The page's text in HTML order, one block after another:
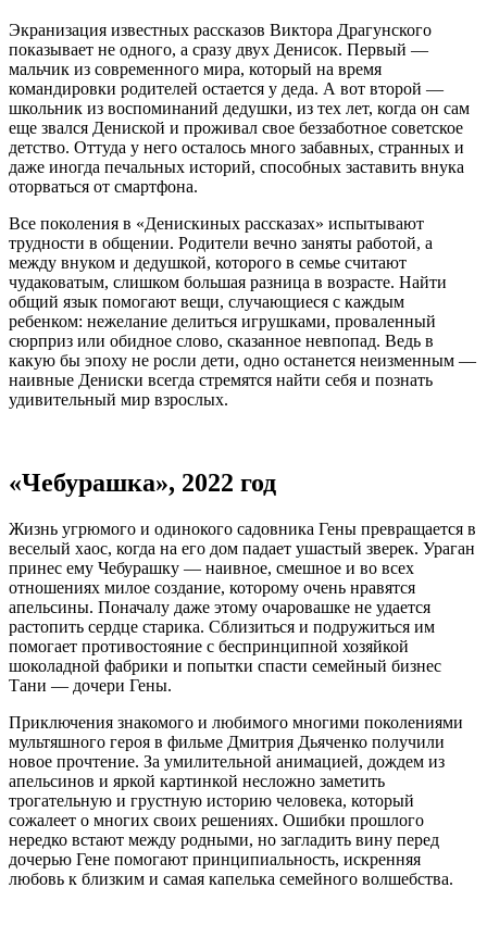
Экранизация известных рассказов Виктора Драгунского
показывает не одного, а сразу двух Денисок. Первый —
мальчик из современного мира, который на время
командировки родителей остается у деда. А вот второй —
школьник из воспоминаний дедушки, из тех лет, когда он сам
еще звался Дениской и проживал свое беззаботное советское
детство. Оттуда у него осталось много забавных, странных и
даже иногда печальных историй, способных заставить внука
оторваться от смартфона.
Все поколения в «Денискиных рассказах» испытывают
трудности в общении. Родители вечно заняты работой, а
между внуком и дедушкой, которого в семье считают
чудаковатым, слишком большая разница в возрасте. Найти
общий язык помогают вещи, случающиеся с каждым
ребенком: нежелание делиться игрушками, проваленный
сюрприз или обидное слово, сказанное невпопад. Ведь в
какую бы эпоху не росли дети, одно останется неизменным —
наивные Дениски всегда стремятся найти себя и познать
удивительный мир взрослых.
«Чебурашка», 2022 год
Жизнь угрюмого и одинокого садовника Гены превращается в
веселый хаос, когда на его дом падает ушастый зверек. Ураган
принес ему Чебурашку — наивное, смешное и во всех
отношениях милое создание, которому очень нравятся
апельсины. Поначалу даже этому очаровашке не удается
растопить сердце старика. Сблизиться и подружиться им
помогает противостояние с беспринципной хозяйкой
шоколадной фабрики и попытки спасти семейный бизнес
Тани — дочери Гены.
Приключения знакомого и любимого многими поколениями
мультяшного героя в фильме Дмитрия Дьяченко получили
новое прочтение. За умилительной анимацией, дождем из
апельсинов и яркой картинкой несложно заметить
трогательную и грустную историю человека, который
сожалеет о многих своих решениях. Ошибки прошлого
нередко встают между родными, но загладить вину перед
дочерью Гене помогают принципиальность, искренняя
любовь к близким и самая капелька семейного волшебства.